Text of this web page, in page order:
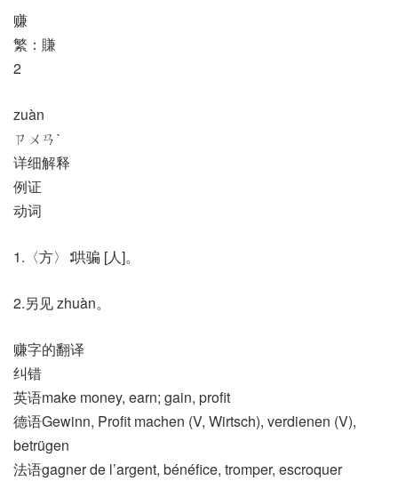
赚
繁：賺
2
zuàn
ㄗㄨㄢˋ
详细解释
例证
动词
1.〈方〉∶哄骗 [人]。
2.另见 zhuàn。
赚字的翻译
纠错
英语make money, earn; gain, profit
德语Gewinn, Profit machen (V, Wirtsch)​, verdienen (V)​,
betrügen
法语gagner de l’argent, bénéfice, tromper, escroquer